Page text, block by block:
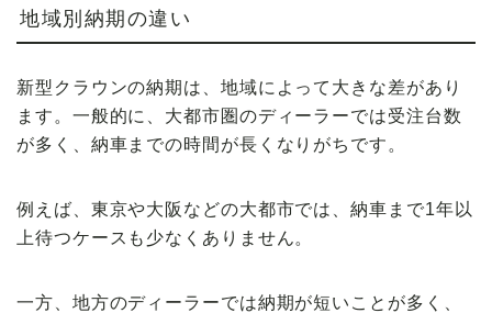
地域別納期の違い
新型クラウンの納期は、地域によって大きな差があり
ます。一般的に、大都市圏のディーラーでは受注台数
が多く、納車までの時間が長くなりがちです。
例えば、東京や大阪などの大都市では、納車まで1年以
上待つケースも少なくありません。
一方、地方のディーラーでは納期が短いことが多く、